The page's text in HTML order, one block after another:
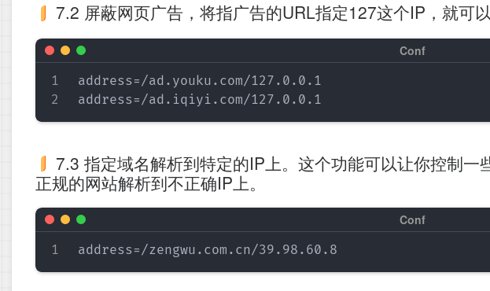
7.2 屏蔽网页广告，将指广告的URL指定127这个IP，就可
address=/ad.youku.com/127.0.0.1
7.3 指定域名解析到特定的IP上。这个功能可以让你控制
正规的网站解析到不正确IP上。